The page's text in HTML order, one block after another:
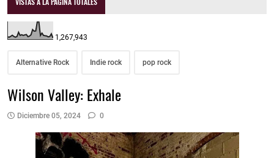
1,267,943
Alternative Rock Indie rock pop rock
Wilson Valley: Exhale
Diciembre 05, 2024 0